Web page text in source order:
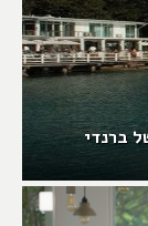
ברנדי